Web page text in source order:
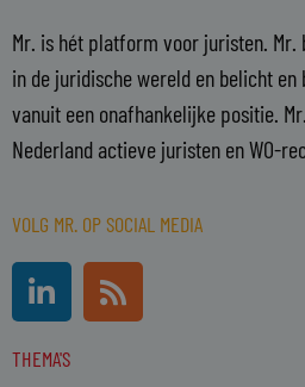
Mr. is hét platform voor juristen.
in de juridische wereld en belicht
vanuit een onafhankelijke positie.
Nederland actieve juristen en WO-
VOLG MR. OP SOCIAL MEDIA
i
k
R
s
THEMA'S